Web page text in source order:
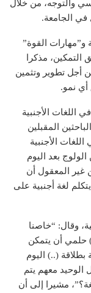
والتوجه، من خلال
في الجامعة.
و”مهارات القوة”
مذكرا
أجل تطوير وتثمين
أي نمو.
اللغات الأجنبية
المقبلين
حيث تم اعتماد (ب1) في اللغات الأجنبية
بعد اليوم
غير المعقول أن
لغة أجنبية على
وقال: “خاصنا
حلمي أن يتمكن
بطلاقة (..) اليوم
الوحيد معهم يتم
مشيرا إلى أن